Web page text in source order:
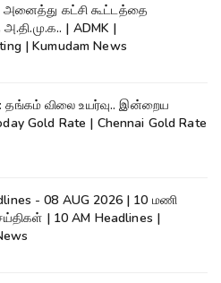
கட்சி கூட்டத்தை
| ADMK |
| Kumudam News
: தங்கம் விலை உயர்வு.. இன்றைய
Gold Rate | Chennai Gold Rate
- 08 AUG 2026 | 10 மணி
| 10 AM Headlines |